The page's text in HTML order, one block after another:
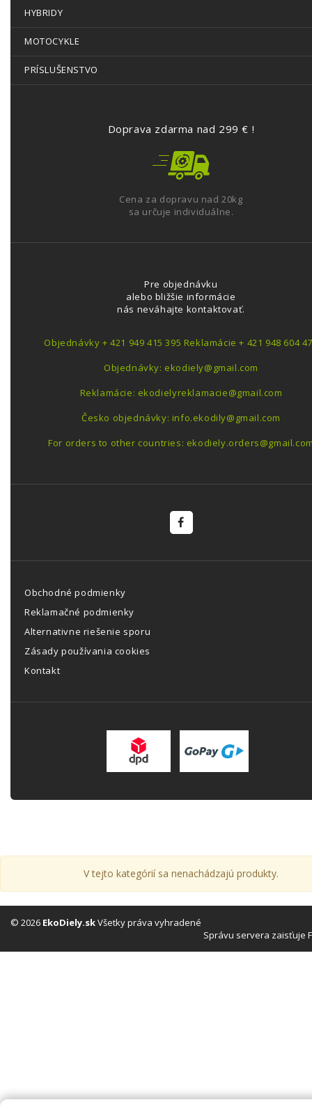
HYBRIDY
MOTOCYKLE
PRÍSLUŠENSTVO
Doprava zdarma nad 299 € !
Cena za dopravu nad 20kg
sa určuje individuálne.
Pre objednávku
alebo bližšie informácie
nás neváhajte kontaktovať.
Objednávky + 421 949 415 395 Reklamácie + 421 948 604
Objednávky: ekodiely@gmail.com
Reklamácie: ekodielyreklamacie@gmail.com
Česko objednávky: info.ekodily@gmail.com
For orders to other countries:
Obchodné podmienky
Reklamačné podmienky
Alternativne riešenie sporu
Zásady používania cookies
Kontakt
V tejto kategórií sa nenachádzajú produkty.
© 2026 EkoDiely.skVšetky práva vyhradené
Správu servera zaisťuje